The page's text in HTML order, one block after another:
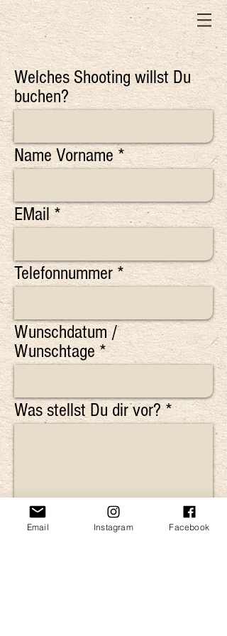
Welches Shooting willst Du
buchen?
Name Vorname
EMail
Telefonnummer
Wunschdatum /
Wunschtage
Was stellst Du dir vor?
Email Instagram Facebook